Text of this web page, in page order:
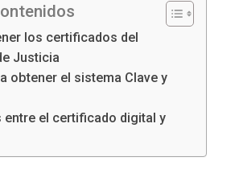
los certificados del
Justicia
obtener el sistema Clave y
entre el certificado digital y